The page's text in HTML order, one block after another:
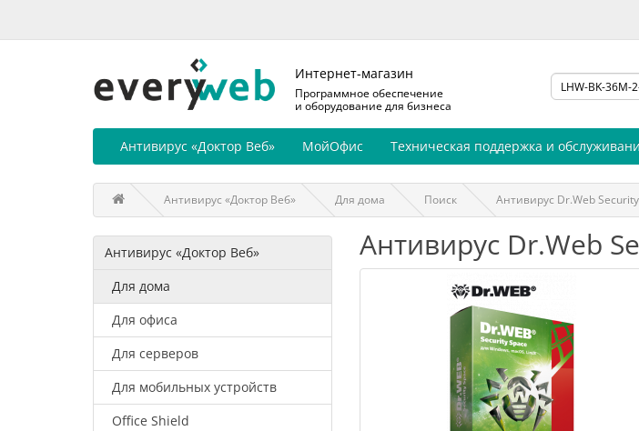
Интернет-магазин
Программное обеспечение
и оборудование для бизнеса
Антивирус «Доктор Веб» МойОфис Техническая поддержка и
Антивирус «Доктор Веб» Для дома Поиск Антивирус Dr.Web
Антивирус «Доктор Веб»
Для дома
Для офиса
Для серверов
Для мобильных устройств
Office Shield
Антивирус Dr.Web